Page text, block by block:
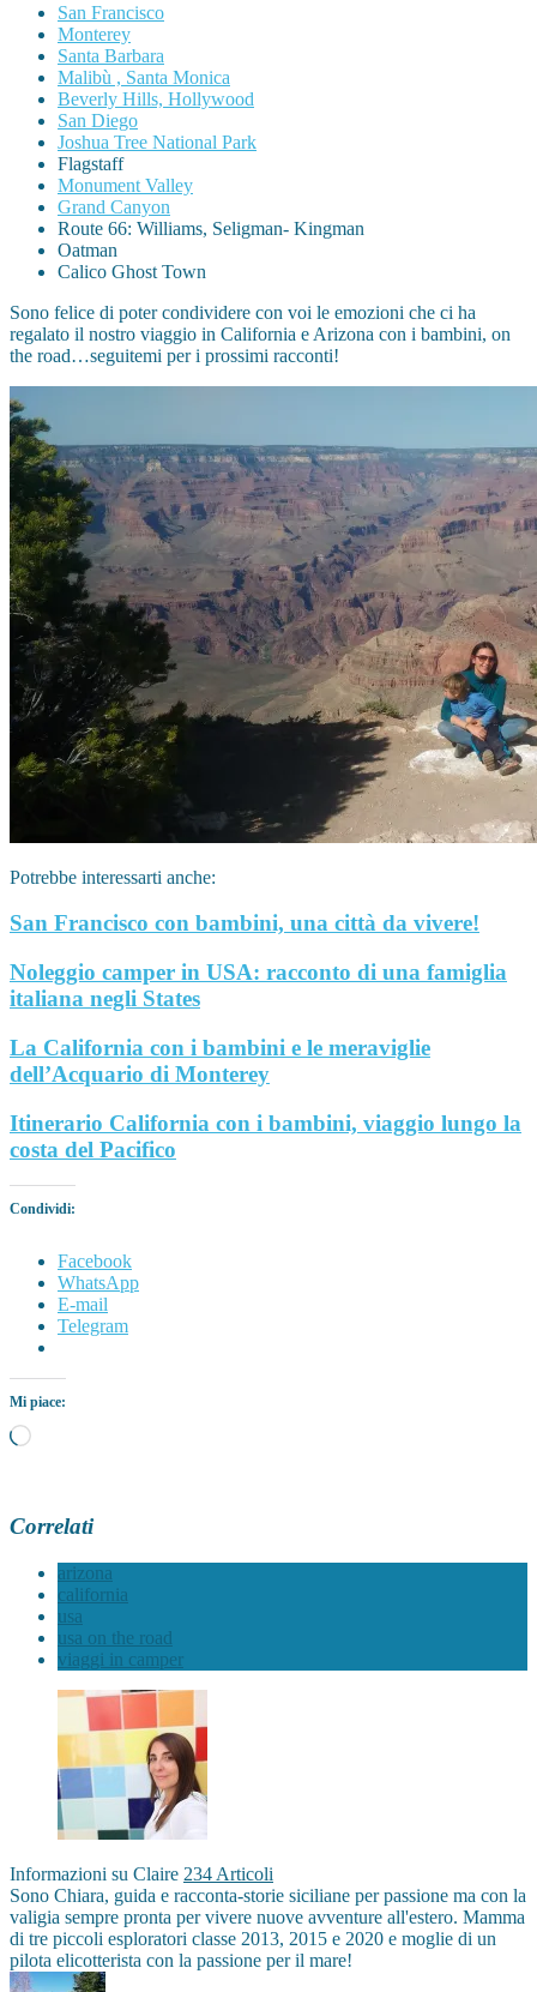
San Francisco
Monterey
Santa Barbara
Malibù , Santa Monica
Beverly Hills, Hollywood
San Diego
Joshua Tree National Park
Flagstaff
Monument Valley
Grand Canyon
Route 66: Williams, Seligman- Kingman
Oatman
Calico Ghost Town
Sono felice di poter condividere con voi le emozioni che ci ha
regalato il nostro viaggio in California e Arizona con i bambini, on
the road…seguitemi per i prossimi racconti!
Potrebbe interessarti anche:
San Francisco con bambini, una città da vivere!
Noleggio camper in USA: racconto di una famiglia
italiana negli States
La California con i bambini e le meraviglie
dell’Acquario di Monterey
Itinerario California con i bambini, viaggio lungo la
costa del Pacifico
Condividi:
Facebook
WhatsApp
E-mail
Telegram
Mi piace:
Caricamento
Correlati
arizona
california
usa
usa on the road
viaggi in camper
Informazioni su Claire 234 Articoli
Sono Chiara, guida e racconta-storie siciliane per passione ma con la
valigia sempre pronta per vivere nuove avventure all'estero. Mamma
di tre piccoli esploratori classe 2013, 2015 e 2020 e moglie di un
pilota elicotterista con la passione per il mare!
Facebook
Instagram